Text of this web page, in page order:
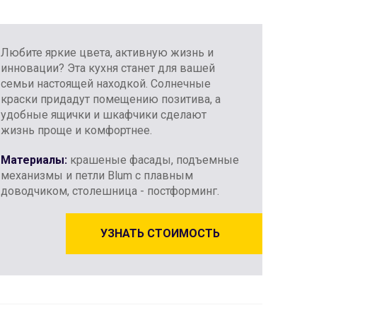
Любите яркие цвета, активную жизнь и
инновации? Эта кухня станет для вашей
семьи настоящей находкой. Солнечные
краски придадут помещению позитива, а
удобные ящички и шкафчики сделают
жизнь проще и комфортнее.
Материалы: крашеные фасады, подъемные
механизмы и петли Blum с плавным
доводчиком, столешница - постформинг.
УЗНАТЬ СТОИМОСТЬ